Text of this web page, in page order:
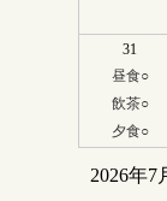
31
昼食○
飲茶○
夕食○
2026年7